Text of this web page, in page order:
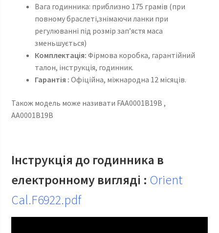
Вага годинника: приблизно 175 грамів (при
повному браслеті,знімаючи ланки при
регулюванні під розмір зап’ястя маса
зменьшується)
Комплектація: Фірмова коробка, гарантійний
талон, інструкція, годинник.
Гарантія : Офіційна, міжнародна 12 місяців.
Також модель може називати FAA0001B19B ,
AA0001B19B
Інструкція до годинника в
електронному вигляді : Orient
Cal.F6922.pdf